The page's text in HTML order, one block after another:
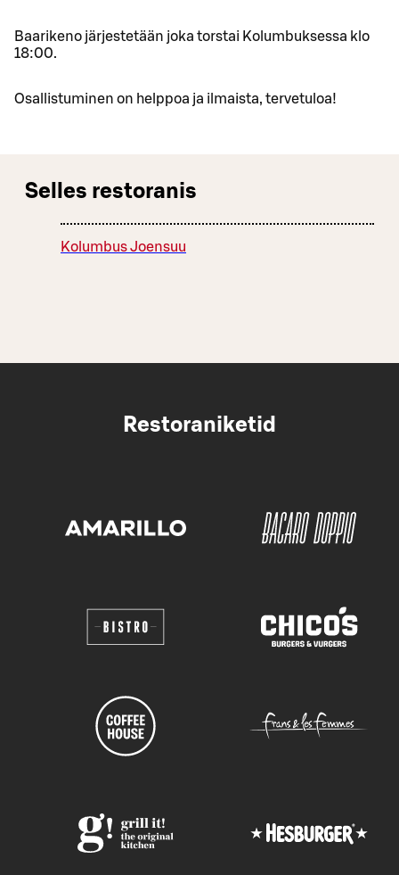
Baarikeno järjestetään joka torstai Kolumbuksessa klo
18:00.
Osallistuminen on helppoa ja ilmaista, tervetuloa!
Selles restoranis
Kolumbus Joensuu
Restoraniketid